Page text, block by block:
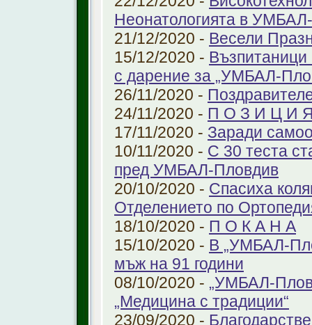
Неонатологията в
21/12/2020 - Весели
15/12/2020 -
с дарение за „УМБАЛ-
26/11/2020 -
24/11/2020 - П О З И Ц И
17/11/2020 - Заради
10/11/2020 - С 30 теста
пред УМБАЛ-Пловдив
20/10/2020 - Спасиха
Отделението по
18/10/2020 - П О К А Н А
15/10/2020 - В „УМБАЛ-
мъж на 91 години
08/10/2020 - „УМБАЛ-
„Медицина с традиции“
23/09/2020 -